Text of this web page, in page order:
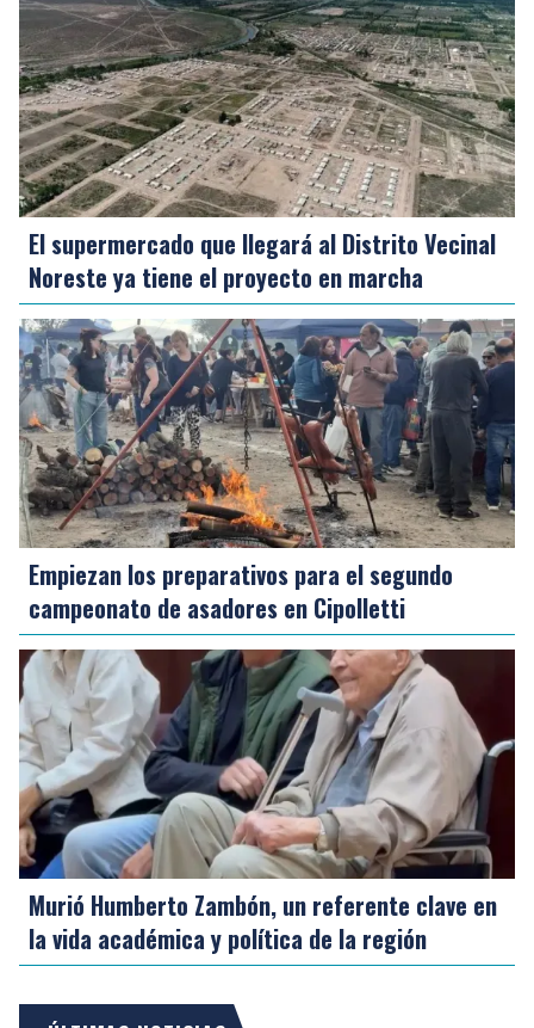
El supermercado que llegará al Distrito Vecinal
Noreste ya tiene el proyecto en marcha
Empiezan los preparativos para el segundo
campeonato de asadores en Cipolletti
Murió Humberto Zambón, un referente clave en
la vida académica y política de la región